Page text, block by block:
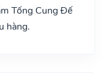
Tống Cung Đế
hàng.